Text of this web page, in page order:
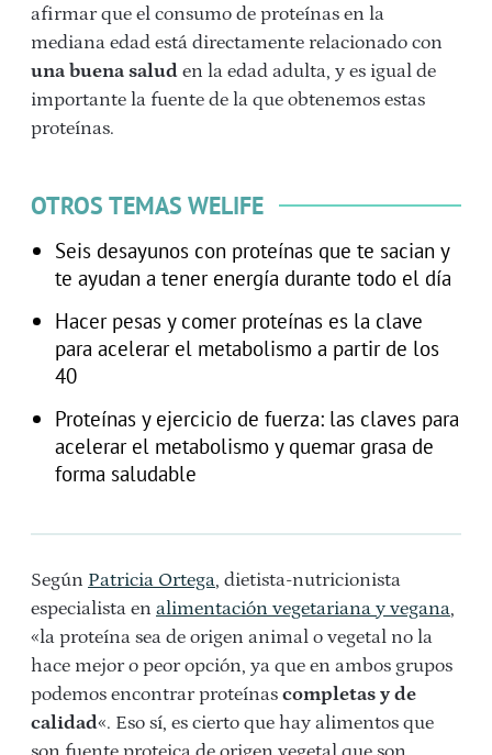
afirmar que el consumo de proteínas en la
mediana edad está directamente relacionado con
una buena salud en la edad adulta, y es igual de
importante la fuente de la que obtenemos estas
proteínas.
OTROS TEMAS WELIFE
Seis desayunos con proteínas que te sacian y
te ayudan a tener energía durante todo el día
Hacer pesas y comer proteínas es la clave
para acelerar el metabolismo a partir de los
40
Proteínas y ejercicio de fuerza: las claves para
acelerar el metabolismo y quemar grasa de
forma saludable
Según Patricia Ortega, dietista-nutricionista
especialista en alimentación vegetariana y vegana,
«la proteína sea de origen animal o vegetal no la
hace mejor o peor opción, ya que en ambos grupos
podemos encontrar proteínas completas y de
calidad«. Eso sí, es cierto que hay alimentos que